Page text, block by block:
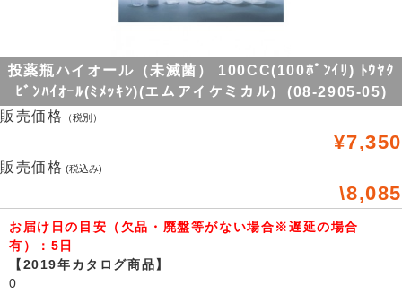
投薬瓶ハイオール（未滅菌） 100CC(100ﾎﾟﾝｲﾘ) ﾄｳﾔｸ
ﾋﾞﾝﾊｲｵｰﾙ(ﾐﾒｯｷﾝ)(エムアイケミカル) (08-2905-05)
販売価格
（税別）
¥7,350
販売価格 (税込み)
\8,085
お届け日の目安（欠品・廃盤等がない場合※遅延の場合
有）：5日
【2019年カタログ商品】
0